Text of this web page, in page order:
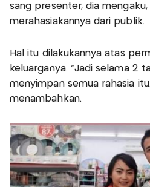
sang presenter, dia
merahasiakannya dari publik.
Hal itu dilakukannya atas
keluarganya. “Jadi selama 2
menyimpan semua rahasia
menambahkan.